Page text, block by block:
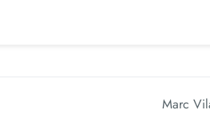
Marc